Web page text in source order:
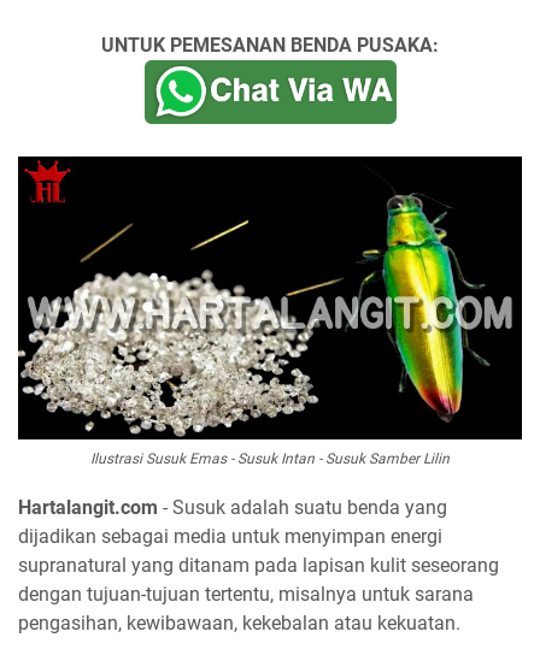
UNTUK PEMESANAN BENDA PUSAKA:
Ilustrasi Susuk Emas - Susuk Intan - Susuk Samber Lilin
Hartalangit.com - Susuk adalah suatu benda yang
dijadikan sebagai media untuk menyimpan energi
supranatural yang ditanam pada lapisan kulit seseorang
dengan tujuan-tujuan tertentu, misalnya untuk sarana
pengasihan, kewibawaan, kekebalan atau kekuatan.